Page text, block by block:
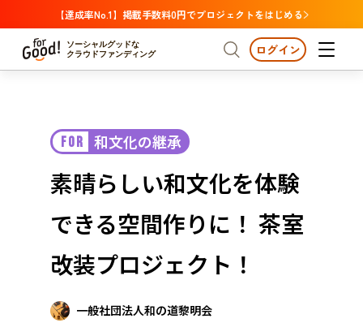
【達成率No.1】掲載手数料0円でプロジェクトをはじめる
ソーシャルグッドな
クラウドファンディング
プロジェクトからさがす
カテゴリーからさがす 国際協力
医療・福祉
人権・マイノリティ
中部
注目 新着
支援金額が多い
支援人数が多い
終了日が近い
カテゴリーからさがす
国際協力 医療・福祉
子ども・教育
環境・エシカル
人権・マイノリティ
地域からさがす
ログイン
FOR 和文化の継承
素晴らしい和文化を体験
できる空間作りに！ 茶室
改装プロジェクト！
一般社団法人和の道黎明会